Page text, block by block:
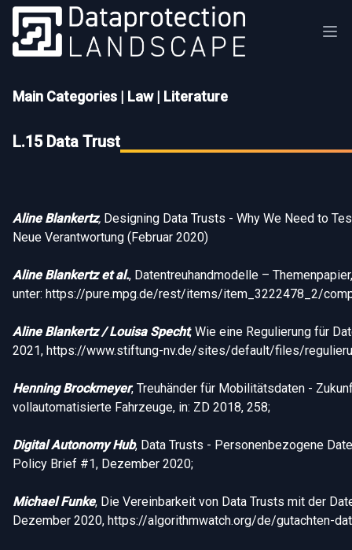
Main Categories | Law| Literature
L.15 Data Trust
Aline Blankertz, Designing Data Trusts - Why We Need to
Neue Verantwortung (Februar 2020)
Aline Blankertz et al., Datentreuhandmodelle –
unter: https://pure.mpg.de/rest/items/item_3222478_2/
Aline Blankertz / Louisa Specht, Wie eine Regulierung für
2021, https://www.stiftung-nv.de/sites/default/files/
Henning Brockmeyer, Treuhänder für Mobilitätsdaten -
vollautomatisierte Fahrzeuge, in: ZD 2018, 258;
Digital Autonomy Hub, Data Trusts - Personenbezogene
Policy Brief #1, Dezember 2020;
Michael Funke, Die Vereinbarkeit von Data Trusts mit der
Dezember 2020, https://algorithmwatch.org/de/gutachten-